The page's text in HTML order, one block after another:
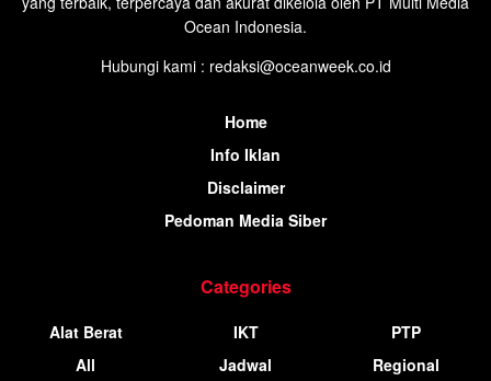
Ocean Indonesia.
Hubungi kami : redaksi@oceanweek.co.id
Home
Info Iklan
Disclaimer
Pedoman Media Siber
Categories
Alat Berat
All
IKT
Jadwal
PTP
Regional